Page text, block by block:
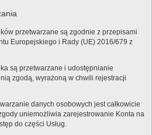
przetwarzane są zgodnie z przepisami
Europejskiego i Rady (UE) 2016/679 z
są przetwarzane i udostępnianie
zgodą, wyrażoną w chwili rejestracji
danych osobowych jest całkowicie
uniemożliwia zarejestrowanie Konta na
do części Usług.